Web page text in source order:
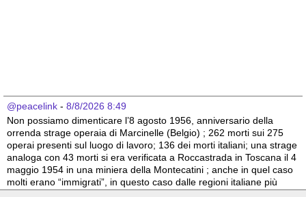
@peacelink - 8/8/2026 8:49
Non possiamo dimenticare l’8 agosto 1956, anniversario della
orrenda strage operaia di Marcinelle (Belgio) ; 262 morti sui 275
operai presenti sul luogo di lavoro; 136 dei morti italiani; una strage
analoga con 43 morti si era verificata a Roccastrada in Toscana il 4
maggio 1954 in una miniera della Montecatini ; anche in quel caso
molti erano “immigrati”, in questo caso dalle regioni italiane più